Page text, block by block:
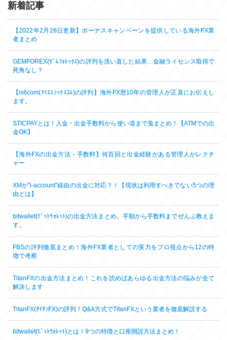
新着記事
【2022年2月28日更新】ボーナスキャンペーンを提供している海外FX業
者まとめ
GEMFOREX(ｹﾞﾑﾌｫﾚｯｸｽ)の評判を洗い直した結果…金融ライセンス取得で
死角なし？
【is6com(ｱｲｴｽｼｯｸｽｺﾑ)の評判】海外FX歴10年の管理人が正直にお伝えし
ます。
STICPAYとは！入金・出金手数料から使い道まで鬼まとめ！【ATMでの出
金OK】
【海外FXの出金方法・手数料】何百回と出金経験がある管理人がレクチ
ャー
XMが”i-account”経由の出金に対応？！【現状は利用すべきでない5つの理
由とは】
bitwallet(ﾋﾞｯﾄｳｫﾚｯﾄ)の出金方法まとめ。手順から手数料までぜんぶ教えま
す。
FBSの評判徹底まとめ！海外FX業者としての実力をプロ視点から12の特
徴で考察
TitanFXの出金方法まとめ！これを読めばあらゆる出金方法の悩みが全て
解決します
TitanFX(ﾀｲﾀﾝFX)の評判！Q&A方式でTitanFXという業者を徹底解説する
bitwallet(ﾋﾞｯﾄｳｫﾚｯﾄ)とは！9つの特徴と口座開設方法まとめ！